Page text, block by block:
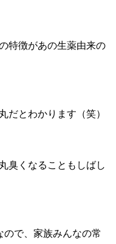
特徴があの生薬由来の
だとわかります（笑）
臭くなることもしばし
で、家族みんなの常